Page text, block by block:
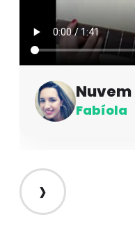
Fabíola
›